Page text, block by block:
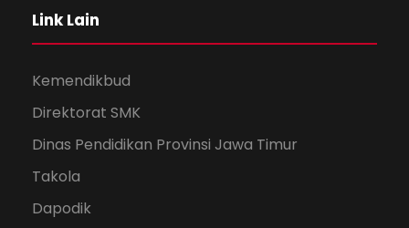
Link Lain
Kemendikbud
Direktorat SMK
Dinas Pendidikan Provinsi Jawa Timur
Takola
Dapodik